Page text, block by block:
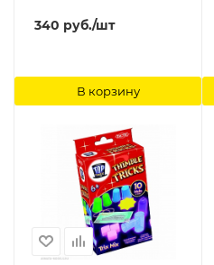
340 руб./шт
В корзину